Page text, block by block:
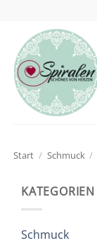
springen
Start / Schmuck /
KATEGORIEN
Schmuck